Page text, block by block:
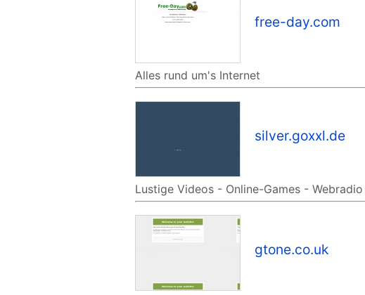
free-day.com
Alles rund um's Internet
silver.goxxl.de
Lustige Videos - Online-Games -
gtone.co.uk